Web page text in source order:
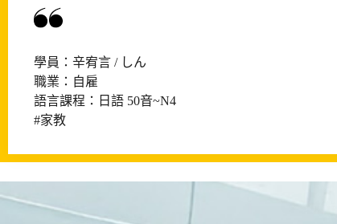
學員：辛宥言 / しん
職業：自雇
語言課程：日語 50音~N4
#家教